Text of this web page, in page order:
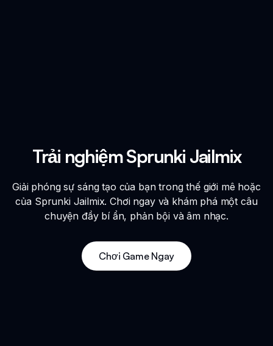
Trải nghiệm Sprunki Jailmix
Giải phóng sự sáng tạo của bạn trong thế giới mê hoặc
của Sprunki Jailmix. Chơi ngay và khám phá một câu
chuyện đầy bí ẩn, phản bội và âm nhạc.
Chơi Game Ngay